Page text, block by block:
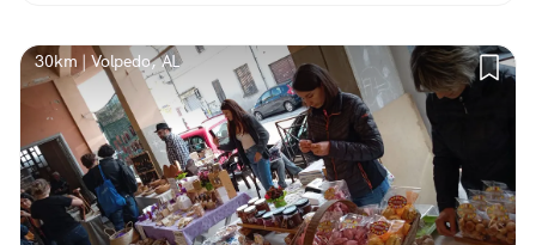
30km | Volpedo, AL